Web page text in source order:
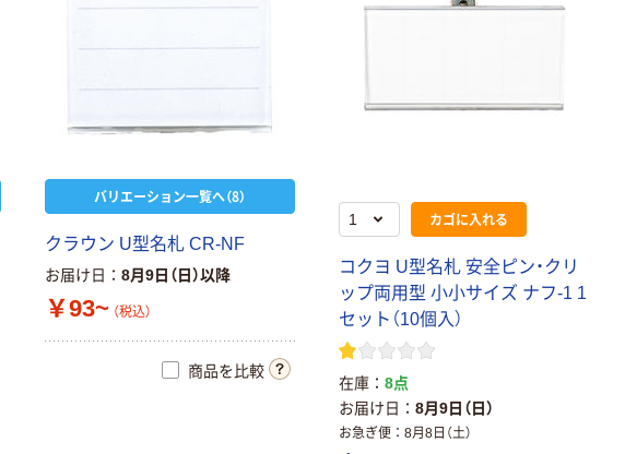
バリエーション一覧へ（8）
クラウン U型名札 CR-NF
お届け日 8月9日（日）以降
￥93~ （税込）
商品を比較
カゴに入れる
コクヨ U型名札 安全ピン・クリ
ップ両用型 小小サイズ ナフ-1 1
セット（10個入）
在庫
8点
お届け日
8月9日（日）
お急ぎ便 8月8日（土）